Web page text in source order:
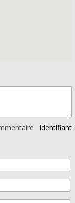
Identifiant